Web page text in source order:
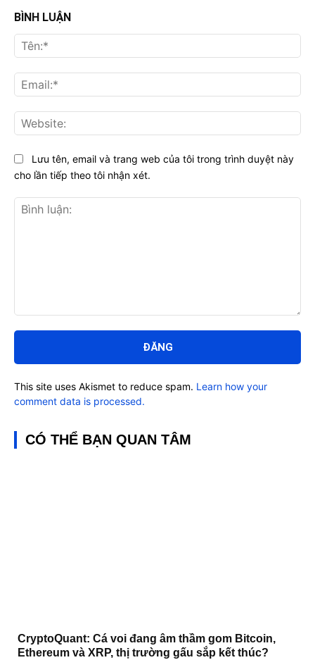
BÌNH LUẬN
luận:
Lưu tên, email và trang web của tôi trong trình duyệt này
cho lần tiếp theo tôi nhận xét.
This site uses Akismet to reduce spam. Learn how your
comment data is processed.
CÓ THỂ BẠN QUAN TÂM
CryptoQuant: Cá voi đang âm thầm gom Bitcoin,
Ethereum và XRP, thị trường gấu sắp kết thúc?